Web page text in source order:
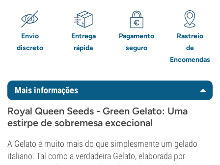
Envio
discreto
Entrega
rápida
Pagamento
seguro
Rastreio
de
Encomendas
Mais informações
Royal Queen Seeds - Green Gelato: Uma
estirpe de sobremesa excecional
A Gelato é muito mais do que simplesmente um gelado
italiano. Tal como a verdadeira Gelato, elaborada por